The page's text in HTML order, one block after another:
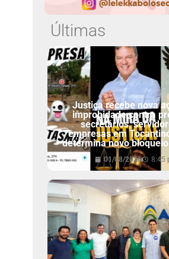
Últimas
Justiça recebe nova
improbidade contra
secretários,
empresas em
determina novo
01/08/2026 8:45